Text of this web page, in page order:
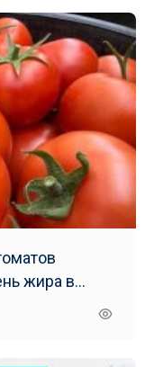
жира в